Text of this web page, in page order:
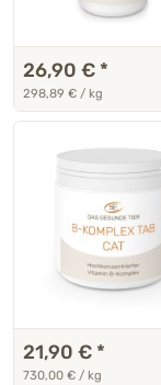
26,90 € *
298,89 € / kg
21,90 € *
730,00 € / kg